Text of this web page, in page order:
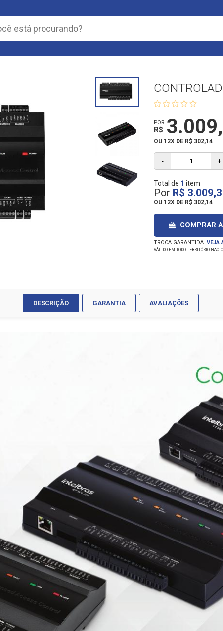
POR
R$
OU 12X DE R$ 302,14
- +
Total de 1 item
Por R$
OU 12X DE R$ 302,14
COMPRAR
TROCA GARANTIDA.VEJA
VÁLIDO EM TODO TERRITÓRIO
DESCRIÇÃO GARANTIA AVALIAÇÕES